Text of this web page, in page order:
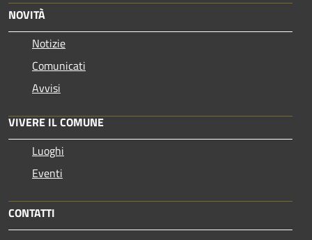
NOVITÀ
Notizie
Comunicati
Avvisi
VIVERE IL COMUNE
Luoghi
Eventi
CONTATTI